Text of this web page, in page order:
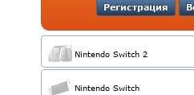
Регистрация
Nintendo Switch 2
Nintendo Switch